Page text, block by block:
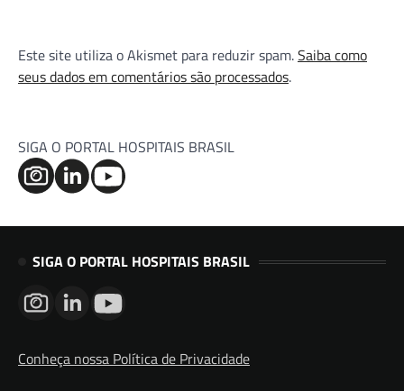
Este site utiliza o Akismet para reduzir spam.Saiba como
seus dados em comentários são processados.
SIGA O PORTAL HOSPITAIS BRASIL
SIGA O PORTAL HOSPITAIS BRASIL
Conheça nossa Política de Privacidade